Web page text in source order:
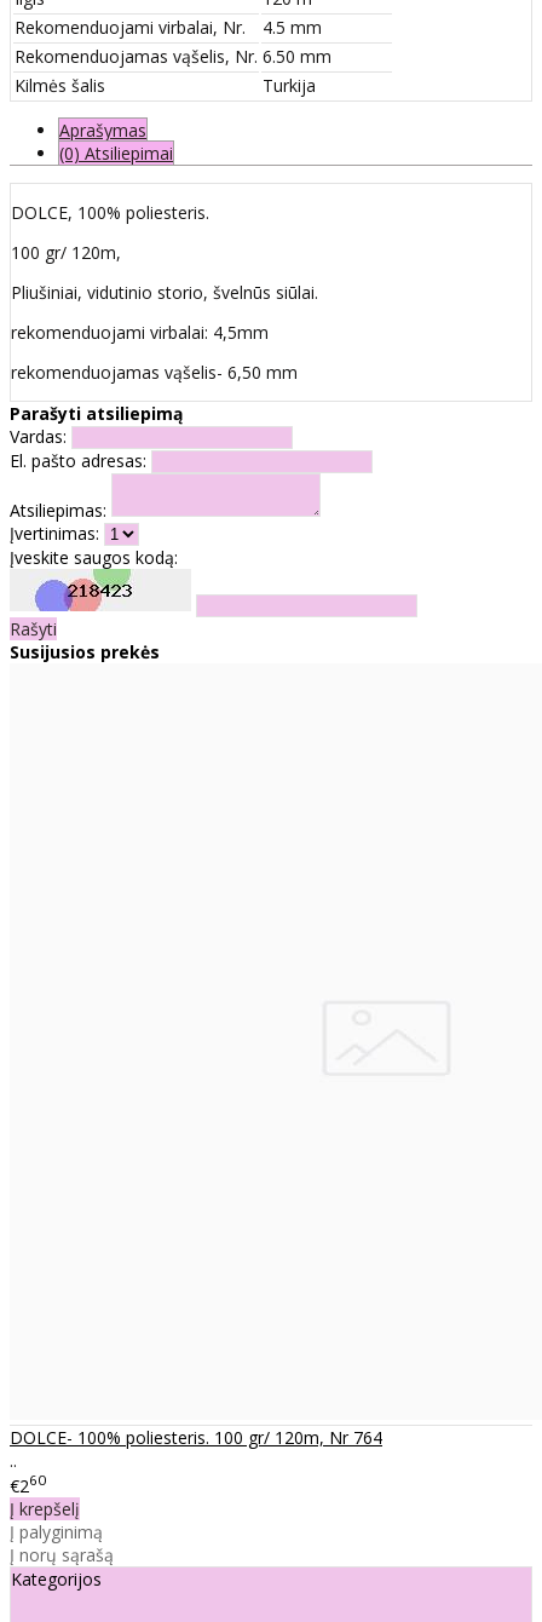
Rekomenduojami virbalai, Nr.
4.5 mm
Rekomenduojamas vąšelis, Nr. 6.50 mm
Kilmės šalis
Turkija
Aprašymas
(0) Atsiliepimai
DOLCE, 100% poliesteris.
100 gr/ 120m,
Pliušiniai, vidutinio storio, švelnūs siūlai.
rekomenduojami virbalai: 4,5mm
rekomenduojamas vąšelis- 6,50 mm
Parašyti atsiliepimą
Vardas:
El. pašto adresas:
Atsiliepimas:
Įvertinimas:
Įveskite saugos kodą:
Rašyti
Susijusios prekės
DOLCE- 100% poliesteris. 100 gr/ 120m, Nr 764
..
€260
Į krepšelį
Į palyginimą
Į norų sąrašą
Kategorijos